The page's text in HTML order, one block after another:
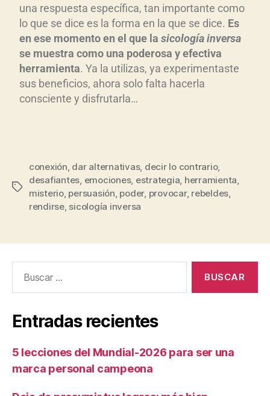
una respuesta específica, tan importante como
lo que se dice es la forma en la que se dice. Es
en ese momento en el que la sicología inversa
se muestra como una poderosa y efectiva
herramienta. Ya la utilizas, ya experimentaste
sus beneficios, ahora solo falta hacerla
consciente y disfrutarla…
conexión, dar alternativas, decir lo contrario,
desafiantes, emociones, estrategia, herramienta,
misterio, persuasión, poder, provocar, rebeldes,
rendirse, sicología inversa
Entradas recientes
5 lecciones del Mundial-2026 para ser una
marca personal campeona